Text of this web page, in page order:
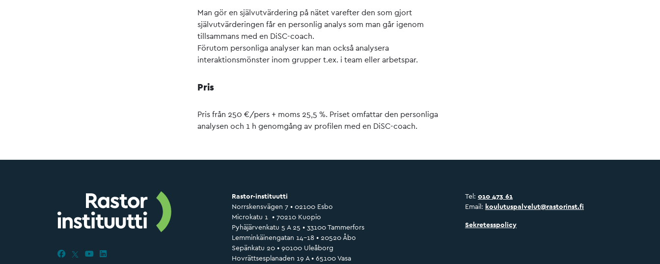
Man gör en självutvärdering på nätet varefter den som gjort
självutvärderingen får en personlig analys som man går igenom
tillsammans med en DiSC-coach.
Förutom personliga analyser kan man också analysera
interaktionsmönster inom grupper t.ex. i team eller arbetspar.
Pris
Pris från 250 €/pers + moms 25,5 %. Priset omfattar den personliga
analysen och 1 h genomgång av profilen med en DiSC-coach.
Rastor-instituutti
Norrskensvägen 7 • 02100 Esbo
Microkatu 1 • 70210 Kuopio
Pyhäjärvenkatu 5 A 25 • 33100 Tammerfors
Lemminkäinengatan 14-18 • 20520 Åbo
Sepänkatu 20 • 90100 Uleåborg
Hovrättsesplanaden 19 A • 65100 Vasa
Tel: 010 473 61
Email: koulutuspalvelut@rastorinst.fi
Sekretesspolicy